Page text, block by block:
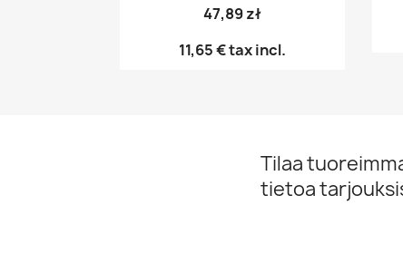
47,89 zł
11,65 €tax incl.
Tilaa
tietoa